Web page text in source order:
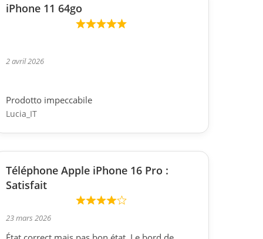
iPhone 11 64go
2 avril 2026
Prodotto impeccabile
Lucia_IT
Téléphone Apple iPhone 16 Pro :
Satisfait
23 mars 2026